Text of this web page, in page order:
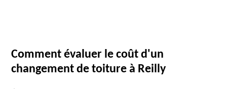
Comment évaluer le coût d'un
changement de toiture à Reilly